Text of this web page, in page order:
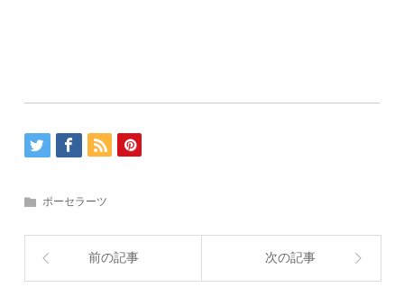
ポーセラーツ
前の記事 次の記事